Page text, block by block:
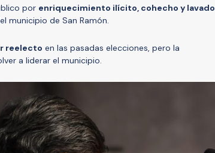
por enriquecimiento ilícito, cohecho y lavado
municipio de San Ramón.
reelecto en las pasadas elecciones, pero la
a liderar el municipio.